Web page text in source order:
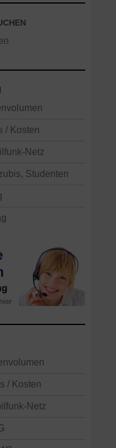
/ Kosten
Netz
Studenten
/ Kosten
Netz